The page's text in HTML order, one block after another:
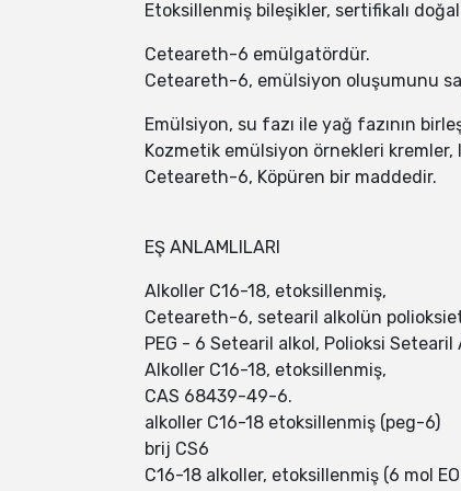
Etoksillenmiş bileşikler, sertifikalı
Ceteareth-6 emülgatördür.
Ceteareth-6, emülsiyon oluşumunu
Emülsiyon, su fazı ile yağ fazının
Kozmetik emülsiyon örnekleri kremler,
Ceteareth-6, Köpüren bir maddedir.
EŞ ANLAMLILARI
Alkoller C16-18, etoksillenmiş,
Ceteareth-6, setearil alkolün
PEG - 6 Setearil alkol, Polioksi Setearil
Alkoller C16-18, etoksillenmiş,
CAS 68439-49-6.
alkoller C16-18 etoksillenmiş (peg-6)
brij CS6
C16-18 alkoller, etoksillenmiş (6 mol